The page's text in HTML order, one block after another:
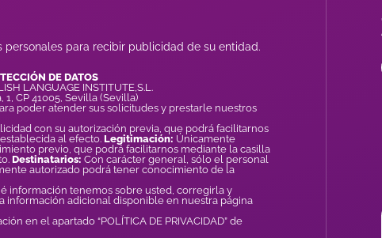
personales para recibir publicidad de su entidad.
DE DATOS
LANGUAGE INSTITUTE,S.L.
1, CP 41005, Sevilla (Sevilla)
poder atender sus solicitudes y prestarle nuestros
con su autorización previa, que podrá facilitarnos
al efecto. Legitimación: Únicamente
previo, que podrá facilitarnos mediante la casilla
Destinatarios: Con carácter general, sólo el personal
autorizado podrá tener conocimiento de la
información tenemos sobre usted, corregirla y
información adicional disponible en nuestra página
en el apartado “POLÍTICA DE PRIVACIDAD” de